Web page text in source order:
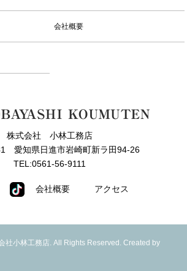
会社概要
株式会社 小林工務店
愛知県日進市岩崎町新ラ田94-26
TEL:0561-56-9111
会社概要 アクセス
社小林工務店. All Rights Reserved. Created by